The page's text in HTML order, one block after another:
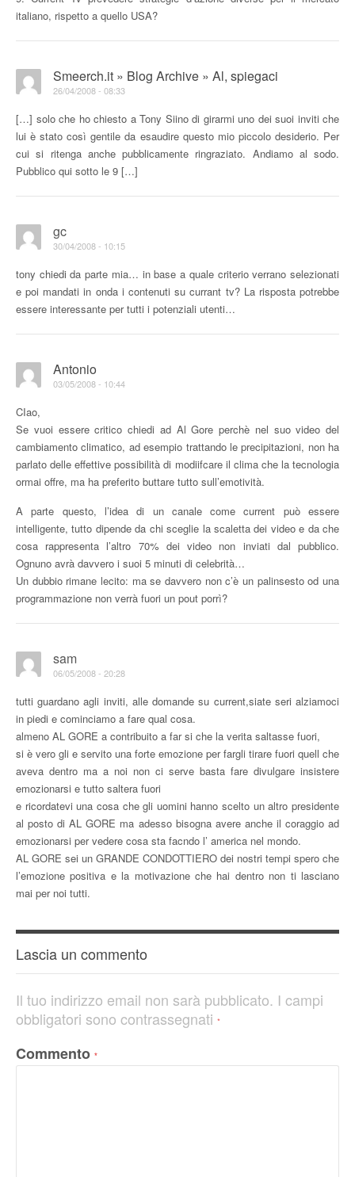
italiano, rispetto a quello USA?
Smeerch.it » Blog Archive » Al, spiegaci
26/04/2008 - 08:33
[…] solo che ho chiesto a Tony Siino di girarmi uno dei suoi inviti che
lui è stato così gentile da esaudire questo mio piccolo desiderio. Per
cui si ritenga anche pubblicamente ringraziato. Andiamo al sodo.
Pubblico qui sotto le 9 […]
gc
30/04/2008 - 10:15
tony chiedi da parte mia… in base a quale criterio verrano selezionati
e poi mandati in onda i contenuti su currant tv? La risposta potrebbe
essere interessante per tutti i potenziali utenti…
Antonio
03/05/2008 - 10:44
CIao,
Se vuoi essere critico chiedi ad Al Gore perchè nel suo video del
cambiamento climatico, ad esempio trattando le precipitazioni, non ha
parlato delle effettive possibilità di modiifcare il clima che la tecnologia
ormai offre, ma ha preferito buttare tutto sull’emotività.
A parte questo, l’idea di un canale come current può essere
intelligente, tutto dipende da chi sceglie la scaletta dei video e da che
cosa rappresenta l’altro 70% dei video non inviati dal pubblico.
Ognuno avrà davvero i suoi 5 minuti di celebrità…
Un dubbio rimane lecito: ma se davvero non c’è un palinsesto od una
programmazione non verrà fuori un pout porrì?
sam
06/05/2008 - 20:28
tutti guardano agli inviti, alle domande su current,siate seri alziamoci
in piedi e cominciamo a fare qual cosa.
almeno AL GORE a contribuito a far si che la verita saltasse fuori,
si è vero gli e servito una forte emozione per fargli tirare fuori quell che
aveva dentro ma a noi non ci serve basta fare divulgare insistere
emozionarsi e tutto saltera fuori
e ricordatevi una cosa che gli uomini hanno scelto un altro presidente
al posto di AL GORE ma adesso bisogna avere anche il coraggio ad
emozionarsi per vedere cosa sta facndo l’ america nel mondo.
AL GORE sei un GRANDE CONDOTTIERO dei nostri tempi spero che
l’emozione positiva e la motivazione che hai dentro non ti lasciano
mai per noi tutti.
Lascia un commento
Il tuo indirizzo email non sarà pubblicato. I campi
obbligatori sono contrassegnati *
Commento *